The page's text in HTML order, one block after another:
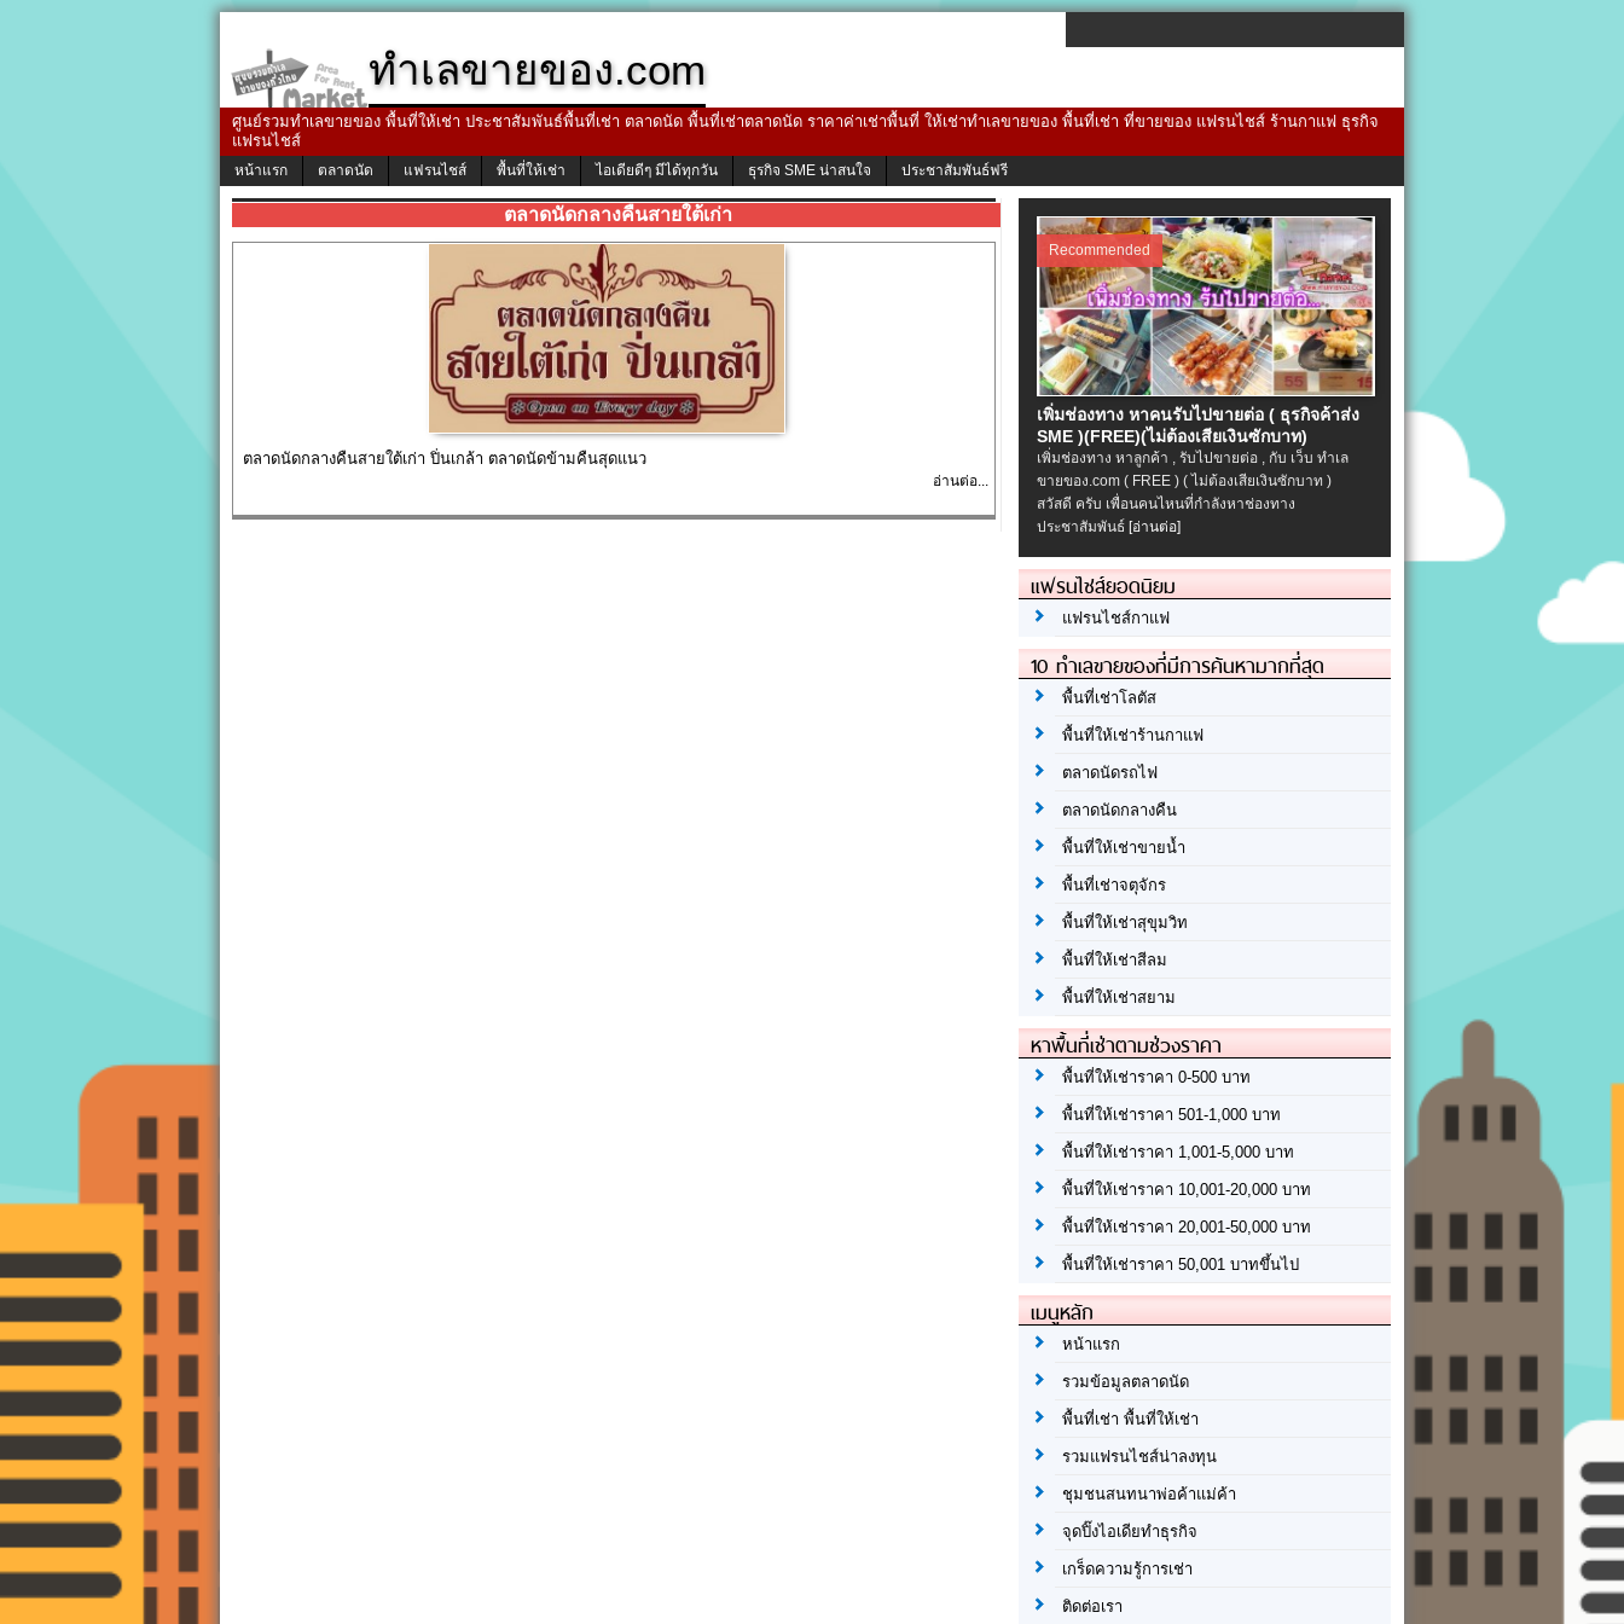
ทำเลขายของ.com
ศูนย์รวมทำเลขายของ พื้นที่ให้เช่า ประชาสัมพันธ์พื้นที่เช่า ตลาดนัด พื้นที่เช่าตลาดนัด ราคาค่าเช่าพื้นที่ ให้เช่าทำเลขายของ พื้นที่เช่า ที่ขายของ แฟรนไชส์ ร้านกาแฟ ธุรกิจ
แฟรนไชส์
หน้าแรก ตลาดนัด แฟรนไชส์ พื้นที่ให้เช่า ไอเดียดีๆ มีได้ทุกวัน ธุรกิจ SME น่าสนใจ ประชาสัมพันธ์ฟรี
ตลาดนัดกลางคืนสายใต้เก่า
ตลาดนัดกลางคืนสายใต้เก่า ปิ่นเกล้า ตลาดนัดข้ามคืนสุดแนว
อ่านต่อ...
Recommended
เพิ่มช่องทาง หาคนรับไปขายต่อ ( ธุรกิจค้าส่ง
SME )(FREE)(ไม่ต้องเสียเงินซักบาท)
เพิ่มช่องทาง หาลูกค้า , รับไปขายต่อ , กับ เว็บ ทำเล
ขายของ.com ( FREE ) ( ไม่ต้องเสียเงินซักบาท )
สวัสดี ครับ เพื่อนคนไหนที่กำลังหาช่องทาง
ประชาสัมพันธ์ [อ่านต่อ]
แฟรนไชส์ยอดนิยม
แฟรนไชส์กาแฟ
10 ทำเลขายของที่มีการค้นหามากที่สุด
พื้นที่เช่าโลตัส
พื้นที่ให้เช่าร้านกาแฟ
ตลาดนัดรถไฟ
ตลาดนัดกลางคืน
พื้นที่ให้เช่าขายน้ำ
พื้นที่เช่าจตุจักร
พื้นที่ให้เช่าสุขุมวิท
พื้นที่ให้เช่าสีลม
พื้นที่ให้เช่าสยาม
หาพื้นที่เช่าตามช่วงราคา
พื้นที่ให้เช่าราคา 0-500 บาท
พื้นที่ให้เช่าราคา 501-1,000 บาท
พื้นที่ให้เช่าราคา 1,001-5,000 บาท
พื้นที่ให้เช่าราคา 10,001-20,000 บาท
พื้นที่ให้เช่าราคา 20,001-50,000 บาท
พื้นที่ให้เช่าราคา 50,001 บาทขึ้นไป
เมนูหลัก
หน้าแรก
รวมข้อมูลตลาดนัด
พื้นที่เช่า พื้นที่ให้เช่า
รวมแฟรนไชส์น่าลงทุน
ชุมชนสนทนาพ่อค้าแม่ค้า
จุดปิ๊งไอเดียทำธุรกิจ
เกร็ดความรู้การเช่า
ติดต่อเรา